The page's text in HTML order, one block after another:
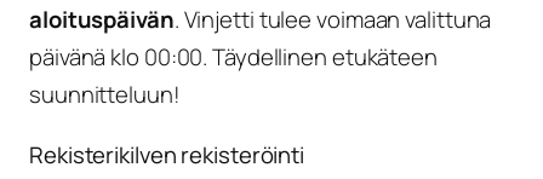
aloituspäivän. Vinjetti tulee voimaan valittuna
päivänä klo 00:00. Täydellinen etukäteen
suunnitteluun!
Rekisterikilven rekisteröinti